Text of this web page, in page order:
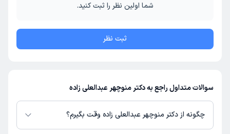
شما اولین نظر را ثبت کنید.
ثبت نظر
سوالات متداول راجع به دکتر منوچهر عبدالعلی زاده
چگونه از دکتر منوچهر عبدالعلی زاده وقت بگیرم؟